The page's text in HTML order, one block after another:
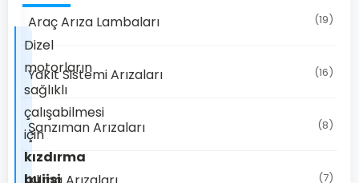
Dizel
motorların
sağlıklı
çalışabilmesi
için
kızdırma
Araç Arıza Lambaları (19)
Yakıt Sistemi Arızaları (16)
Şanzıman Arızaları (8)
(7)